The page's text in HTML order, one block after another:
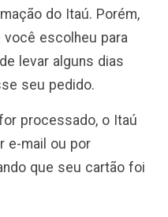
do Itaú. Porém,
escolheu para
levar alguns dias
seu pedido.
processado, o Itaú
e-mail ou por
que seu cartão foi